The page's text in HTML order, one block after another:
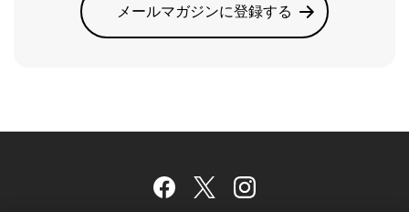
メールマガジンに登録する
Facebook
TwitterInstagram